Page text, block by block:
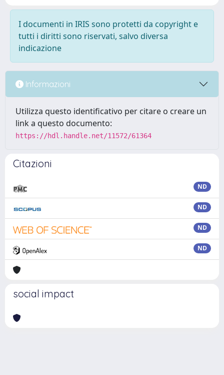
I documenti in IRIS sono protetti da copyright e
tutti i diritti sono riservati, salvo diversa
indicazione
Informazioni
Utilizza questo identificativo per citare o creare un
link a questo documento:
https://hdl.handle.net/11572/61364
Citazioni
ND
ND
ND
ND
social impact